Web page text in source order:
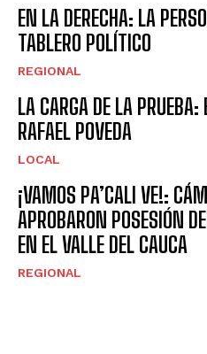
EN LA DERECHA: LA
TABLERO POLÍTICO
REGIONAL
LA CARGA DE LA PRUEBA:
RAFAEL POVEDA
LOCAL
¡VAMOS PA’CALI VE!:
APROBARON POSESIÓN
EN EL VALLE DEL CAUCA
REGIONAL